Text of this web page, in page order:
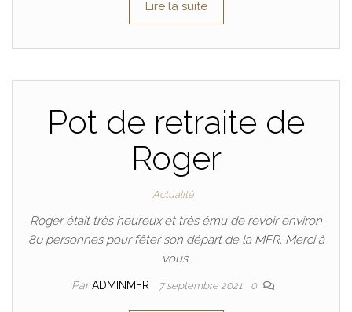
Lire la suite
Pot de retraite de
Roger
Actualité
Roger était très heureux et très ému de revoir environ
80 personnes pour fêter son départ de la MFR. Merci à
vous.
ParADMINMFR 7 septembre 2021 0